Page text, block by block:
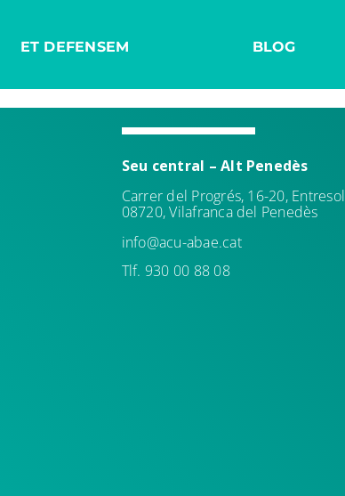
ET DEFENSEM BLOG
Seu central – Alt Penedès
Carrer del Progrés, 16-20, Entresol
08720, Vilafranca del Penedès
info@acu-abae.cat
Tlf. 930 00 88 08